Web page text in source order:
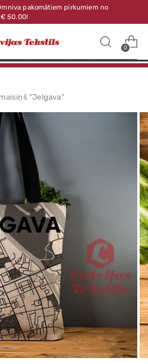
pakomātiem pirkumiem no
€ 50.00!
0
"Jelgava"